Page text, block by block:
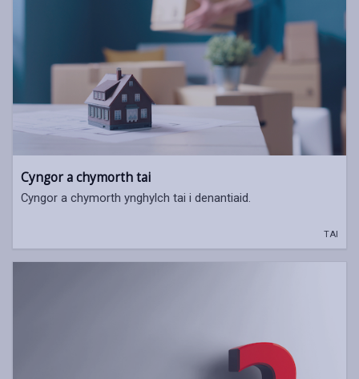
Cyngor a chymorth tai
Cyngor a chymorth ynghylch tai i denantiaid.
TAI